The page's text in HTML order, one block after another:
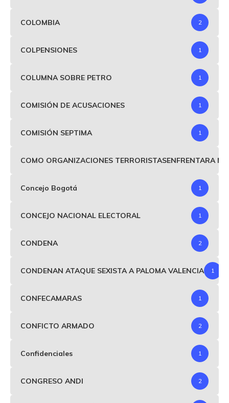
COLOMBIA 2
COLPENSIONES 1
COLUMNA SOBRE PETRO 1
COMISIÓN DE ACUSACIONES 1
COMISIÓN SEPTIMA 1
COMO ORGANIZACIONES TERRORISTASENFRENTARA
Concejo Bogotá 1
CONCEJO NACIONAL ELECTORAL 1
CONDENA 2
CONDENAN ATAQUE SEXISTA A PALOMA VALENCIA 1
CONFECAMARAS 1
CONFICTO ARMADO 2
Confidenciales 1
CONGRESO ANDI 2